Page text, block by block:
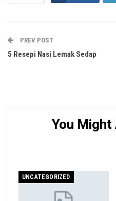
PREV POST
5 Resepi Nasi Lemak Sedap
You
UNCATEGORIZED